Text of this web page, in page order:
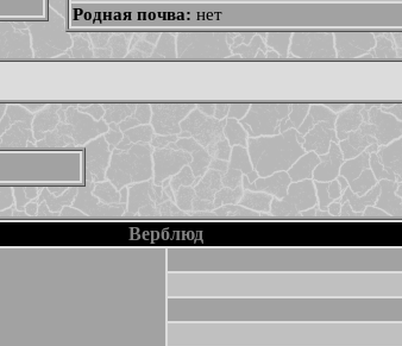
Родная почва: нет
Верблюд